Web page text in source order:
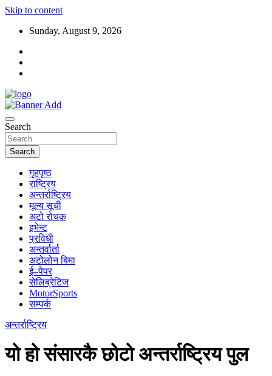
Skip to content
Sunday, August 9, 2026
Search
Search
गृहपृष्ठ
राष्ट्रिय
अन्तर्राष्ट्रिय
मूल्य सूची
अटो रोचक
इभेन्ट
प्रविधी
अन्तर्वार्ता
अटोलोन बिमा
ई–पेपर
सेलिब्रेटिज
MotorSports
सम्पर्क
अन्तर्राष्ट्रिय
यो हो संसारकै छोटो अन्तर्राष्ट्रिय पुल